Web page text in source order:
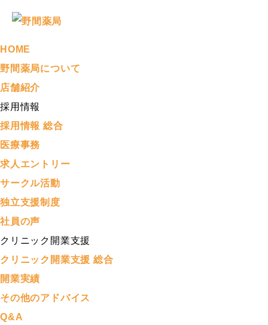
HOME
野間薬局について
店舗紹介
採用情報
採用情報 総合
医療事務
求人エントリー
サークル活動
独立支援制度
社員の声
クリニック開業支援
クリニック開業支援 総合
開業実績
その他のアドバイス
Q&A